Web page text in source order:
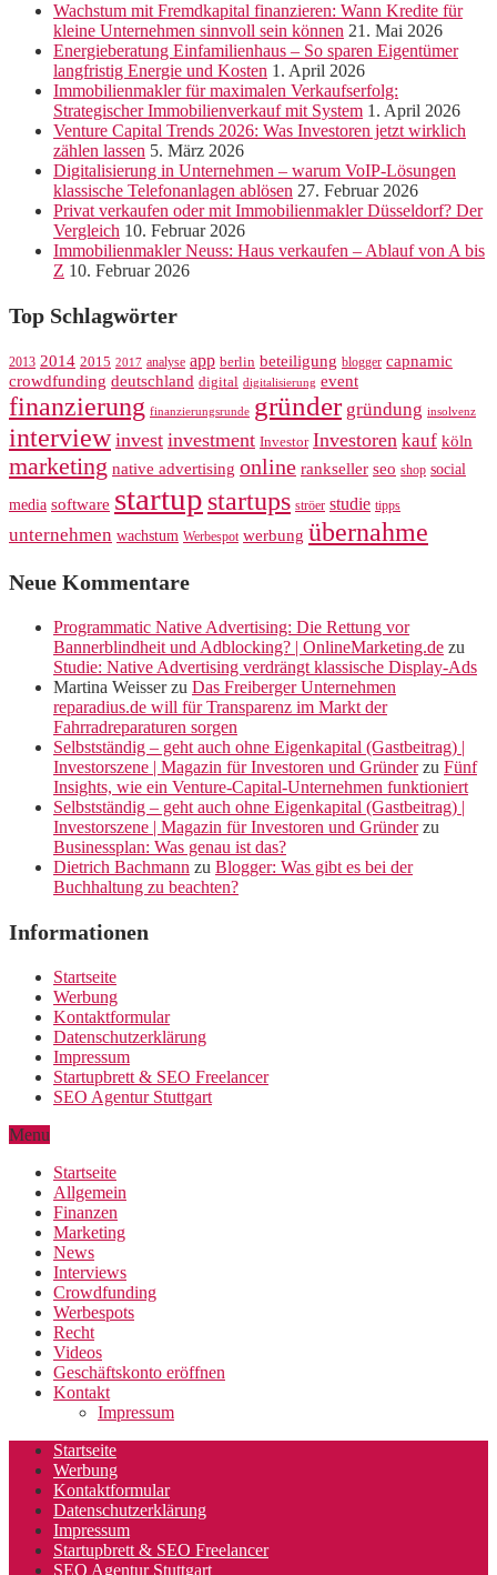
Wachstum mit Fremdkapital finanzieren: Wann Kredite für
kleine Unternehmen sinnvoll sein können 21. Mai 2026
Energieberatung Einfamilienhaus – So sparen Eigentümer
langfristig Energie und Kosten 1. April 2026
Immobilienmakler für maximalen Verkaufserfolg:
Strategischer Immobilienverkauf mit System 1. April 2026
Venture Capital Trends 2026: Was Investoren jetzt wirklich
zählen lassen 5. März 2026
Digitalisierung in Unternehmen – warum VoIP-Lösungen
klassische Telefonanlagen ablösen 27. Februar 2026
Privat verkaufen oder mit Immobilienmakler Düsseldorf? Der
Vergleich 10. Februar 2026
Immobilienmakler Neuss: Haus verkaufen – Ablauf von A bis
Z 10. Februar 2026
Top Schlagwörter
2013 2014 2015 2017 analyse app berlin beteiligung blogger capnamic
crowdfunding deutschland digital digitalisierung event
finanzierung finanzierungsrunde gründer gründung insolvenz
interview invest investment Investor Investoren kauf köln
marketing native advertising online rankseller seo shop social
media software startup startups ströer studie tipps
unternehmen wachstum Werbespot werbung übernahme
Neue Kommentare
Programmatic Native Advertising: Die Rettung vor
Bannerblindheit und Adblocking? | OnlineMarketing.de zu
Studie: Native Advertising verdrängt klassische Display-Ads
Martina Weisserzu Das Freiberger Unternehmen
reparadius.de will für Transparenz im Markt der
Fahrradreparaturen sorgen
Selbstständig – geht auch ohne Eigenkapital (Gastbeitrag) |
Investorszene | Magazin für Investoren und Gründerzu Fünf
Insights, wie ein Venture-Capital-Unternehmen funktioniert
Selbstständig – geht auch ohne Eigenkapital (Gastbeitrag) |
Investorszene | Magazin für Investoren und Gründerzu
Businessplan: Was genau ist das?
Dietrich Bachmann zu Blogger: Was gibt es bei der
Buchhaltung zu beachten?
Informationen
Startseite
Werbung
Kontaktformular
Datenschutzerklärung
Impressum
Startupbrett & SEO Freelancer
SEO Agentur Stuttgart
Menu
Startseite
Allgemein
Finanzen
Marketing
News
Interviews
Crowdfunding
Werbespots
Recht
Videos
Geschäftskonto eröffnen
Kontakt
Impressum
Startseite
Werbung
Kontaktformular
Datenschutzerklärung
Impressum
Startupbrett & SEO Freelancer
SEO Agentur Stuttgart